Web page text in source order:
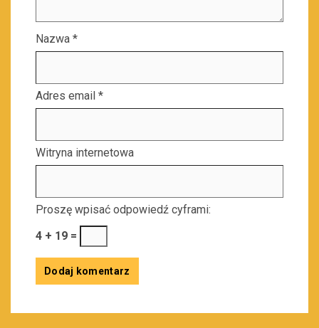
Nazwa *
Adres email *
Witryna internetowa
Proszę wpisać odpowiedź cyframi:
4 + 19 =